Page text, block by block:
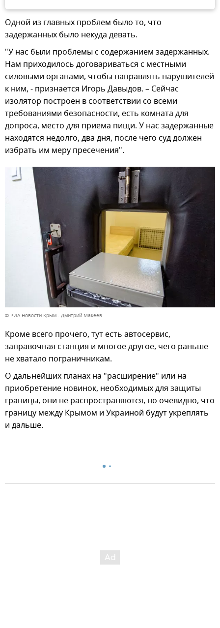
Одной из главных проблем было то, что
задержанных было некуда девать.
"У нас были проблемы с содержанием задержанных.
Нам приходилось договариваться с местными
силовыми органами, чтобы направлять нарушителей
к ним, - признается Игорь Давыдов. – Сейчас
изолятор построен в соответствии со всеми
требованиями безопасности, есть комната для
допроса, место для приема пищи. У нас задержанные
находятся недолго, два дня, после чего суд должен
избрать им меру пресечения".
© РИА Новости Крым . Дмитрий Макеев
Кроме всего прочего, тут есть автосервис,
заправочная станция и многое другое, чего раньше
не хватало пограничникам.
О дальнейших планах на "расширение" или на
приобретение новинок, необходимых для защиты
границы, они не распространяются, но очевидно, что
границу между Крымом и Украиной будут укреплять
и дальше.